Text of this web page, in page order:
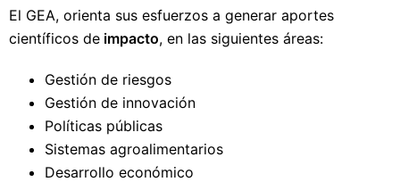
El GEA, orienta sus esfuerzos a generar aportes
científicos de impacto, en las siguientes áreas:
Gestión de riesgos
Gestión de innovación
Políticas públicas
Sistemas agroalimentarios
Desarrollo económico